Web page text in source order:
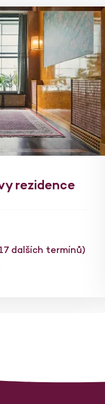
rezidence
dalších termínů)